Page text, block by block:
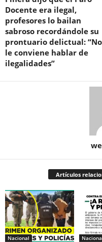
Docente era ilegal,
profesores lo bailan
sabroso recordándole su
prontuario delictual: “No
le conviene hablar de
ilegalidades”
Artículos
Nacional